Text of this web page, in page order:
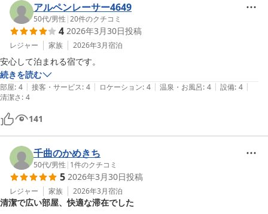
アルペンレーサー4649
50代/男性 |20件のクチコミ
4 2026年3月30日投稿
レジャー 家族 2026年3月宿泊
安心して泊まれる宿です。
続きを読む
部屋: 4 | 接客・サービス: 4 | ロケーション: 4 | 温泉・お風呂: 4 | 設備: 4 |
清潔さ: 4
141
千曲のかめきち
50代/男性 | 1件のクチコミ
5 2026年3月30日投稿
レジャー 家族 2026年3月宿泊
清潔で広い部屋、快適な滞在でした